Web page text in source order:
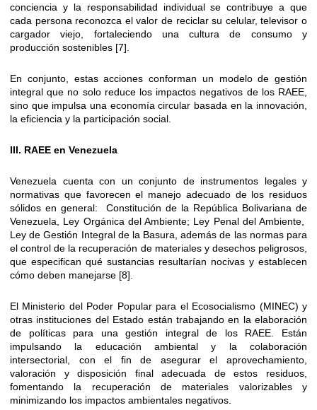
conciencia y la responsabilidad individual se contribuye a que
cada persona reconozca el valor de reciclar su celular, televisor o
cargador viejo, fortaleciendo una cultura de consumo y
producción sostenibles [7].
En conjunto, estas acciones conforman un modelo de gestión
integral que no solo reduce los impactos negativos de los RAEE,
sino que impulsa una economía circular basada en la innovación,
la eficiencia y la participación social.
III. RAEE en Venezuela
Venezuela cuenta con un conjunto de instrumentos legales y
normativas que favorecen el manejo adecuado de los residuos
sólidos en general: Constitución de la República Bolivariana de
Venezuela, Ley Orgánica del Ambiente; Ley Penal del Ambiente,
Ley de Gestión Integral de la Basura, además de las normas para
el control de la recuperación de materiales y desechos peligrosos,
que especifican qué sustancias resultarían nocivas y establecen
cómo deben manejarse [8].
El Ministerio del Poder Popular para el Ecosocialismo (MINEC) y
otras instituciones del Estado están trabajando en la elaboración
de políticas para una gestión integral de los RAEE. Están
impulsando la educación ambiental y la colaboración
intersectorial, con el fin de asegurar el aprovechamiento,
valoración y disposición final adecuada de estos residuos,
fomentando la recuperación de materiales valorizables y
minimizando los impactos ambientales negativos.